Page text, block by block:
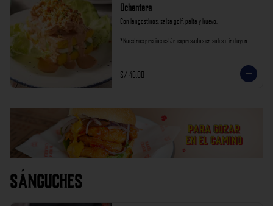
Ochentera
Con langostinos, salsa golf, palta y huevo.
*Nuestros precios están expresados en soles e incluyen
S/ 46.00
Sánguches